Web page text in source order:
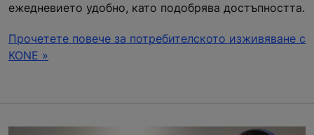
ежедневието удобно, като подобрява достъпността.
Прочетете повече за потребителското изживяване с
KONE »